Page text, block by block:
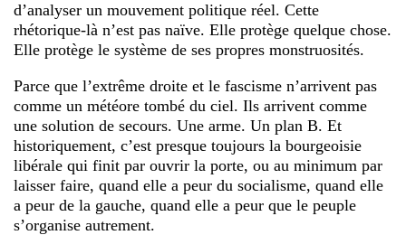
d’analyser un mouvement politique réel. Cette
rhétorique-là n’est pas naïve. Elle protège quelque chose.
Elle protège le système de ses propres monstruosités.
Parce que l’extrême droite et le fascisme n’arrivent pas
comme un météore tombé du ciel. Ils arrivent comme
une solution de secours. Une arme. Un plan B. Et
historiquement, c’est presque toujours la bourgeoisie
libérale qui finit par ouvrir la porte, ou au minimum par
laisser faire, quand elle a peur du socialisme, quand elle
a peur de la gauche, quand elle a peur que le peuple
s’organise autrement.